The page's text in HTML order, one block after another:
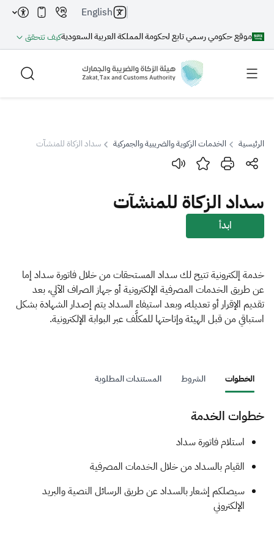
موقع حكومي رسمي تابع لحكومة المملكة العربية السعوديةكيف تتحقق
English
بحث
بحث بحث AI
الزكاة الجمارك
ضريبة القيمة المضافة
الإقرار الضريبي
التصرفات العقارية
الرئيسية الخدمات الزكوية والضريبية والجمركية سداد الزكاة للمنشآت
سداد الزكاة للمنشآت
ابدأ
خدمة إلكترونية تتيح لك سداد المستحقات من خلال فاتورة سداد إما
عن طريق الخدمات المصرفية الإلكترونية أو جهاز الصراف الآلي، بعد
تقديم الإقرار أو تعديله، وبعد استيفاء السداد يتم إصدار الشهادة بشكل
استباقي من قبل الهيئة وإتاحتها للمكلَّف عبر البوابة الإلكترونية.
الخطوات الشروط المستندات المطلوبة
خطوات الخدمة
​​​​​​​​​​​​​​​​​​استلام فاتورة سداد
القيام بالسداد من خلال الخدمات المصرفية
سيصلكم إشعار بالسداد عن طريق الرسائل النصية والبريد
الإلكتروني​